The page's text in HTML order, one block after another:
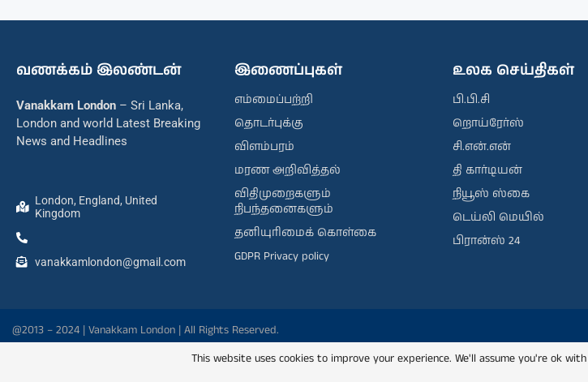
வணக்கம் இலண்டன்
Vanakkam London – Sri Lanka,
London and world Latest Breaking
News and Headlines
London, England, United
Kingdom
vanakkamlondon@gmail.com
இணைப்புகள்
எம்மைப்பற்றி
தொடர்புக்கு
விளம்பரம்
மரண அறிவித்தல்
விதிமுறைகளும்
நிபந்தனைகளும்
தனியுரிமைக் கொள்கை
GDPR Privacy policy
உலக செய்திகள்
பி.பி.சி
றொய்ரேர்ஸ்
சி.என்.என்
தி கார்டியன்
நியூஸ் ஸ்கை
டெய்லி மெயில்
பிரான்ஸ் 24
@2013 – 2024 | Vanakkam London | All Rights Reserved.
This website uses cookies to improve your experience. We'll assume you're ok